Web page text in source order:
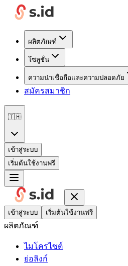
ผลิตภัณฑ์
โซลูชั่น
ความน่าเชื่อถือและความปลอดภัย
สมัครสมาชิก
🇹🇭
เข้าสู่ระบบ
เริ่มต้นใช้งานฟรี
เข้าสู่ระบบ เริ่มต้นใช้งานฟรี
ผลิตภัณฑ์
ไมโครไซต์
ย่อลิงก์